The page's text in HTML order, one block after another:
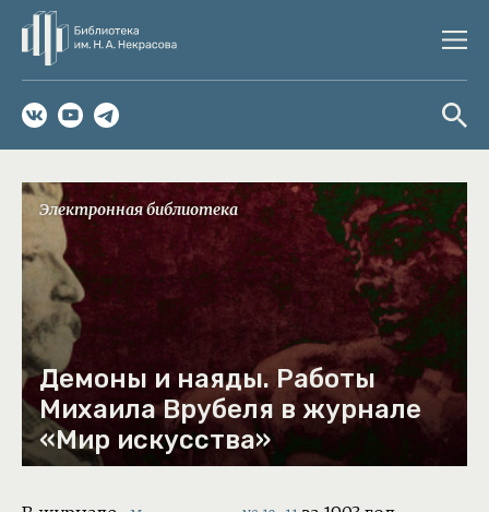
Электронная библиотека
Демоны и наяды. Работы
Михаила Врубеля в журнале
«Мир искусства»